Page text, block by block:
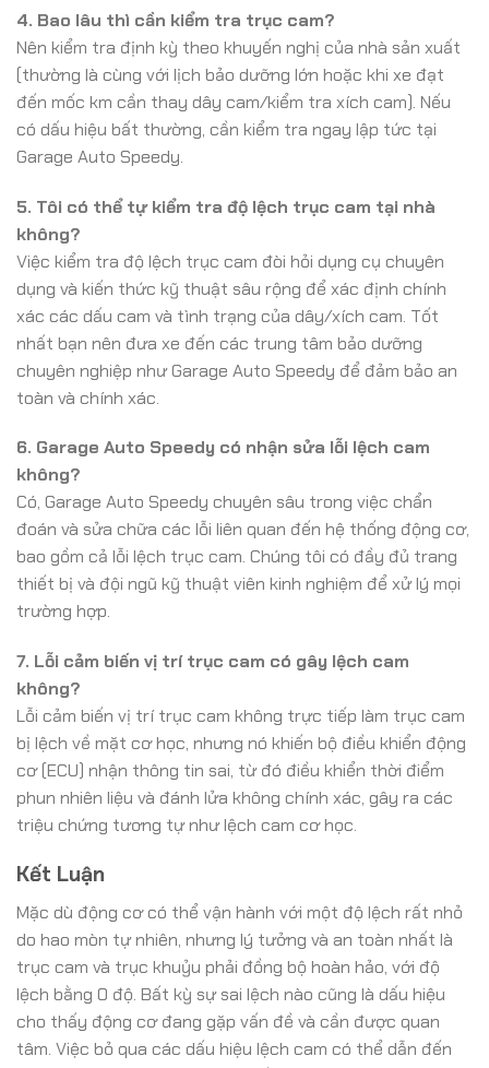
4. Bao lâu thì cần kiểm tra trục cam?
Nên kiểm tra định kỳ theo khuyến nghị của nhà sản xuất
(thường là cùng với lịch bảo dưỡng lớn hoặc khi xe đạt
đến mốc km cần thay dây cam/kiểm tra xích cam). Nếu
có dấu hiệu bất thường, cần kiểm tra ngay lập tức tại
Garage Auto Speedy.
5. Tôi có thể tự kiểm tra độ lệch trục cam tại nhà
không?
Việc kiểm tra độ lệch trục cam đòi hỏi dụng cụ chuyên
dụng và kiến thức kỹ thuật sâu rộng để xác định chính
xác các dấu cam và tình trạng của dây/xích cam. Tốt
nhất bạn nên đưa xe đến các trung tâm bảo dưỡng
chuyên nghiệp như Garage Auto Speedy để đảm bảo an
toàn và chính xác.
6. Garage Auto Speedy có nhận sửa lỗi lệch cam
không?
Có, Garage Auto Speedy chuyên sâu trong việc chẩn
đoán và sửa chữa các lỗi liên quan đến hệ thống động cơ,
bao gồm cả lỗi lệch trục cam. Chúng tôi có đầy đủ trang
thiết bị và đội ngũ kỹ thuật viên kinh nghiệm để xử lý mọi
trường hợp.
7. Lỗi cảm biến vị trí trục cam có gây lệch cam
không?
Lỗi cảm biến vị trí trục cam không trực tiếp làm trục cam
bị lệch về mặt cơ học, nhưng nó khiến bộ điều khiển động
cơ (ECU) nhận thông tin sai, từ đó điều khiển thời điểm
phun nhiên liệu và đánh lửa không chính xác, gây ra các
triệu chứng tương tự như lệch cam cơ học.
Kết Luận
Mặc dù động cơ có thể vận hành với một độ lệch rất nhỏ
do hao mòn tự nhiên, nhưng lý tưởng và an toàn nhất là
trục cam và trục khuỷu phải đồng bộ hoàn hảo, với độ
lệch bằng 0 độ. Bất kỳ sự sai lệch nào cũng là dấu hiệu
cho thấy động cơ đang gặp vấn đề và cần được quan
tâm. Việc bỏ qua các dấu hiệu lệch cam có thể dẫn đến